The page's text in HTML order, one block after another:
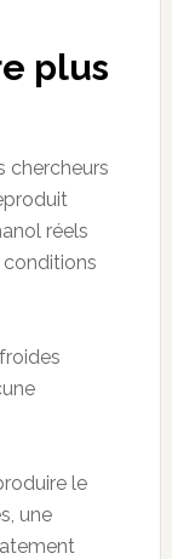
plus
chercheurs
réels
conditions
le
une